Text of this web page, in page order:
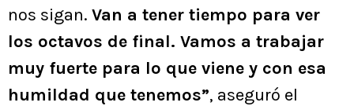
nos sigan. Van a tener tiempo para ver
los octavos de final. Vamos a trabajar
muy fuerte para lo que viene y con esa
humildad que tenemos”, aseguró el